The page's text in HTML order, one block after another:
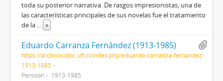
toda su posterior narrativa. De rasgos impresionistas, una de
las características principales de sus novelas fue el tratamiento
de la ... »
Eduardo Carranza Fernández (1913-1985)
https://archivocidoc.uft.cl/index.php/eduardo-carranza-fernandez-
1913-1985
Persoon
1913-1985